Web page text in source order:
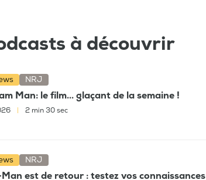
à découvrir
NRJ
Man: le film... glaçant de la semaine !
2 min 30 sec
NRJ
est de retour : testez vos connaissances